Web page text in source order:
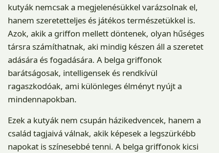
kutyák nemcsak a megjelenésükkel varázsolnak el,
hanem szeretetteljes és játékos természetükkel is.
Azok, akik a griffon mellett döntenek, olyan hűséges
társra számíthatnak, aki mindig készen áll a szeretet
adására és fogadására. A belga griffonok
barátságosak, intelligensek és rendkívül
ragaszkodóak, ami különleges élményt nyújt a
mindennapokban.
Ezek a kutyák nem csupán házikedvencek, hanem a
család tagjaivá válnak, akik képesek a legszürkébb
napokat is színesebbé tenni. A belga griffonok kicsi